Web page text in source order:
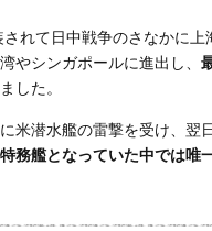
れて日中戦争のさなかに
やシンガポールに進出し、
した。
米潜水艦の雷撃を受け、翌
務艦となっていた中では